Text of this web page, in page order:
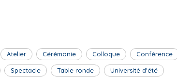
Atelier Cérémonie Colloque Conférence
Spectacle Table ronde Université d'été